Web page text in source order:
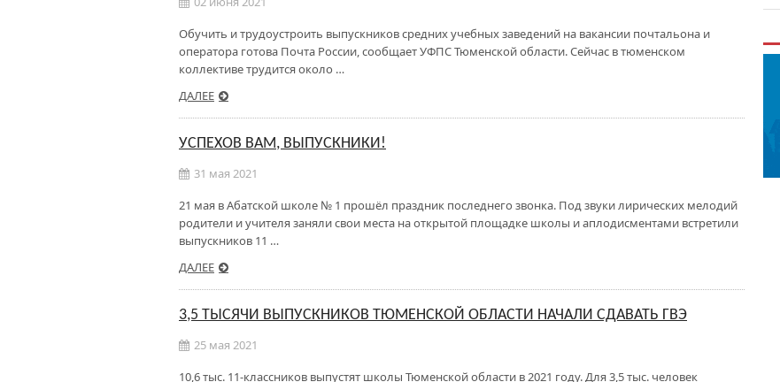
Обучить и трудоустроить выпускников средних учебных заведений на вакансии почтальона и
оператора готова Почта России, сообщает УФПС Тюменской области. Сейчас в тюменском
коллективе трудится около …
ДАЛЕЕ
УСПЕХОВ ВАМ, ВЫПУСКНИКИ!
31 мая 2021
21 мая в Абатской школе № 1 прошёл праздник последнего звонка. Под звуки лирических мелодий
родители и учителя заняли свои места на открытой площадке школы и аплодисментами встретили
выпускников 11 …
ДАЛЕЕ
3,5 ТЫСЯЧИ ВЫПУСКНИКОВ ТЮМЕНСКОЙ ОБЛАСТИ НАЧАЛИ СДАВАТЬ ГВЭ
25 мая 2021
10,6 тыс. 11-классников выпустят школы Тюменской области в 2021 году. Для 3,5 тыс. человек